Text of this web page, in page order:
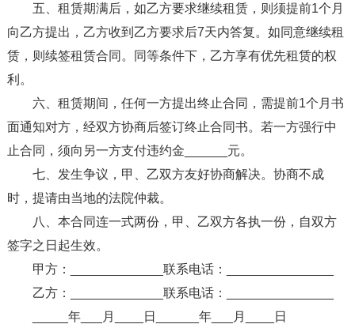
五、租赁期满后，如乙方要求继续租赁，则须提前1个月
向乙方提出，乙方收到乙方要求后7天内答复。如同意继续租
赁，则续签租赁合同。同等条件下，乙方享有优先租赁的权
利。
六、租赁期间，任何一方提出终止合同，需提前1个月书
面通知对方，经双方协商后签订终止合同书。若一方强行中
止合同，须向另一方支付违约金______元。
七、发生争议，甲、乙双方友好协商解决。协商不成
时，提请由当地的法院仲裁。
八、本合同连一式两份，甲、乙双方各执一份，自双方
签字之日起生效。
甲方：_____________联系电话：_______________
乙方：_____________联系电话：_______________
_____年___月____日______年___月____日